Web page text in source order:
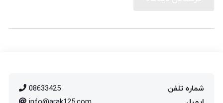
شماره تلفن
08633425